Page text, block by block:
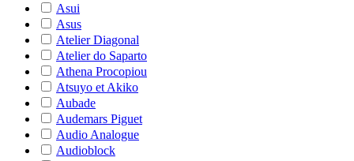
Asui
Asus
Atelier Diagonal
Atelier do Saparto
Athena Procopiou
Atsuyo et Akiko
Aubade
Audemars Piguet
Audio Analogue
Audioblock